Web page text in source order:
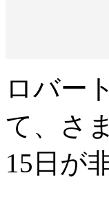
ロバー
て、さ
15日が